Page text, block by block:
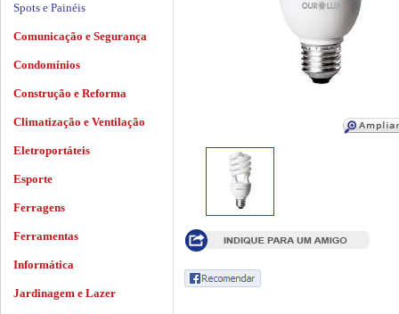
Spots e Painéis
Comunicação e Segurança
Condomínios
Construção e Reforma
Climatização e Ventilação
Eletroportáteis
Esporte
Ferragens
Ferramentas
Informática
Jardinagem e Lazer